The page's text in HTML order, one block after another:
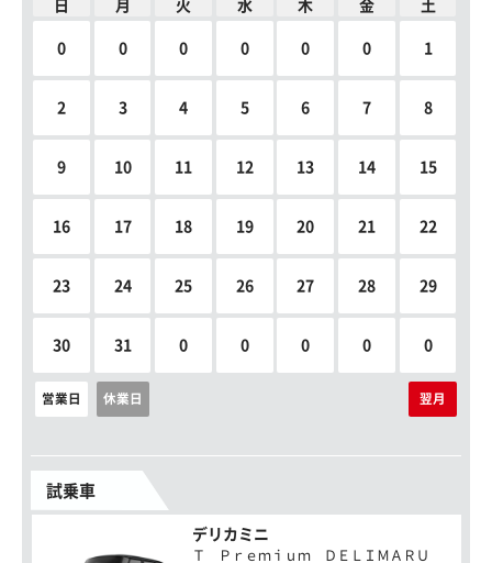
日 月 火 水 木 金 土
0 0 0 0 0 0 1
2 3 4 5 6 7 8
9 10 11 12 13 14 15
16 17 18 19 20 21 22
23 24 25 26 27 28 29
30 31 0 0 0 0 0
営業日 休業日 翌月
試乗車
デリカミニ
Ｔ Ｐｒｅｍｉｕｍ ＤＥＬＩＭＡＲＵ